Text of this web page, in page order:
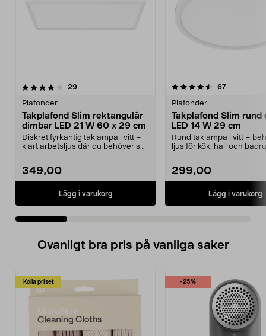
29recensioner
Plafonder
Takplafond Slim rektangulär
dimbar LED 21 W 60 x 29 cm
Diskret fyrkantig taklampa i vitt –
klart arbetsljus där du behöver se
349,00
Lägg i varukorg
4.5 av 5 stjärnor 67recensioner
Plafonder
Takplafond Slim rund
LED 14 W 29 cm
Rund taklampa i vitt –
ljus för kök, hall och
299,00
Lägg i varukorg
5.0 av 5 stjärnor
Ovanligt bra pris på vanliga saker
Kolla priset -25%